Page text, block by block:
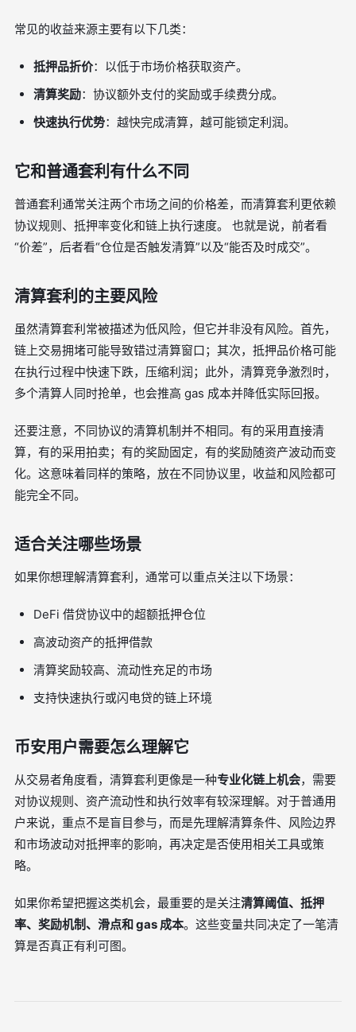
常见的收益来源主要有以下几类：
抵押品折价：以低于市场价格获取资产。
清算奖励：协议额外支付的奖励或手续费分成。
快速执行优势：越快完成清算，越可能锁定利润。
它和普通套利有什么不同
普通套利通常关注两个市场之间的价格差，而清算套利更依赖
协议规则、抵押率变化和链上执行速度。 也就是说，前者看
“价差”，后者看“仓位是否触发清算”以及“能否及时成交”。
清算套利的主要风险
虽然清算套利常被描述为低风险，但它并非没有风险。首先，
链上交易拥堵可能导致错过清算窗口；其次，抵押品价格可能
在执行过程中快速下跌，压缩利润；此外，清算竞争激烈时，
多个清算人同时抢单，也会推高 gas 成本并降低实际回报。
还要注意，不同协议的清算机制并不相同。有的采用直接清
算，有的采用拍卖；有的奖励固定，有的奖励随资产波动而变
化。这意味着同样的策略，放在不同协议里，收益和风险都可
能完全不同。
适合关注哪些场景
如果你想理解清算套利，通常可以重点关注以下场景：
DeFi 借贷协议中的超额抵押仓位
高波动资产的抵押借款
清算奖励较高、流动性充足的市场
支持快速执行或闪电贷的链上环境
币安用户需要怎么理解它
从交易者角度看，清算套利更像是一种专业化链上机会，需要
对协议规则、资产流动性和执行效率有较深理解。对于普通用
户来说，重点不是盲目参与，而是先理解清算条件、风险边界
和市场波动对抵押率的影响，再决定是否使用相关工具或策
略。
如果你希望把握这类机会，最重要的是关注清算阈值、抵押
率、奖励机制、滑点和 gas 成本。这些变量共同决定了一笔清
算是否真正有利可图。